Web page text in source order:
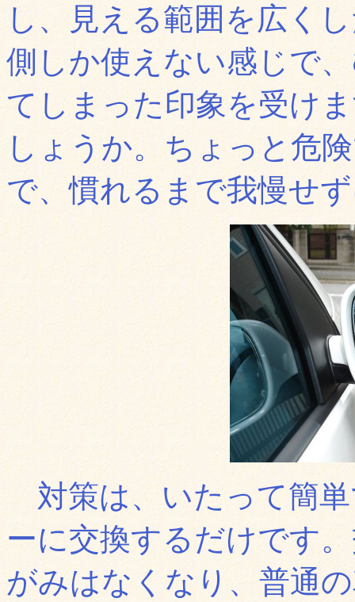
し、見える範囲を広く
側しか使えない感じで
てしまった印象を受け
しょうか。ちょっと危
で、慣れるまで我慢せ
対策は、いたって簡
ーに交換するだけです
がみはなくなり、普通